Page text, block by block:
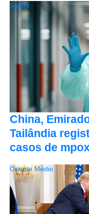
China,
Tailândia
casos de
Saúde
Oriente Médio